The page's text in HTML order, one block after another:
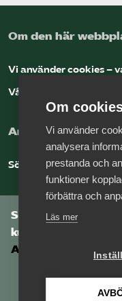
Om den här
Vi använder cookies –
Vår dataskyddspolicy
Arbeta hos
Sök jobb hos oss
Som medlem har
kunskapsbank
Arbetsgivarguiden
Logga
Om
Vi använder
analysera
prestanda och
funktioner
förbättra och
Läs mer